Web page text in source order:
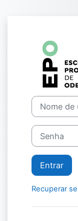
Nome de
Senha
Entrar
Recuperar